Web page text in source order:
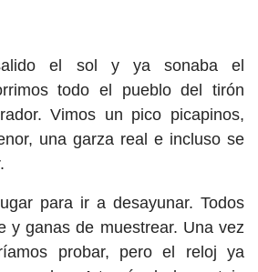
el sol y ya sonaba el
todo el pueblo del tirón
Vimos un pico picapinos,
una garza real e incluso se
para ir a desayunar. Todos
y ganas de muestrear. Una vez
probar, pero el reloj ya